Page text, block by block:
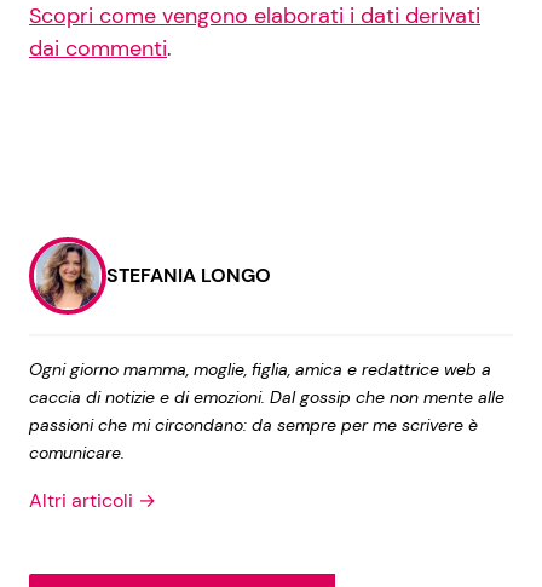
Scopri come vengono elaborati i dati derivati
dai commenti.
STEFANIA LONGO
Ogni giorno mamma, moglie, figlia, amica e redattrice web a
caccia di notizie e di emozioni. Dal gossip che non mente alle
passioni che mi circondano: da sempre per me scrivere è
comunicare.
Altri articoli →